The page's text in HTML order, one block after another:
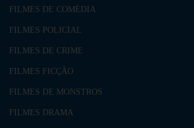
FILMES DE COMÉDIA
FILMES POLICIAL
FILMES DE CRIME
FILMES FICÇÃO
FILMES DE MONSTROS
FILMES DRAMA